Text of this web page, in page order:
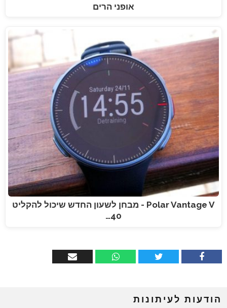
אופני הרים
Polar Vantage V - מבחן לשעון החדש שיכול להקליט
40…
הודעות לעיתונות